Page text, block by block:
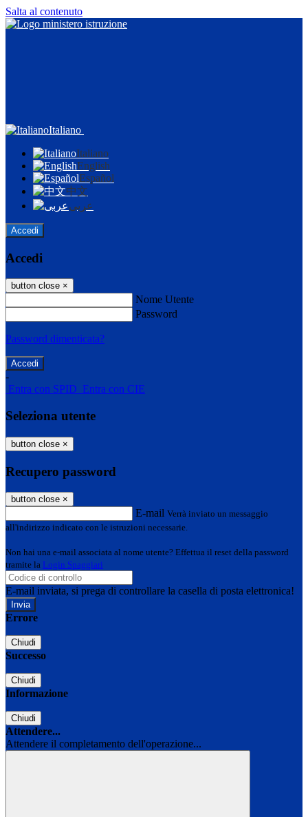
Salta al contenuto
Italiano
Italiano
English
Español
中文
عربى
Accedi
Accedi
button close ×
Nome Utente
Password
Password dimenticata?
-
Entra con SPID Entra con CIE
Seleziona utente
button close ×
Recupero password
button close ×
E-mail Verrà inviato un messaggio
all'indirizzo indicato con le istruzioni necessarie.
Non hai una e-mail associata al nome utente? Effettua il reset della password
tramite la Login Spaggiari
E-mail inviata, si prega di controllare la casella di posta elettronica!
Errore
Chiudi
Successo
Chiudi
Informazione
Chiudi
Attendere...
Attendere il completamento dell'operazione...